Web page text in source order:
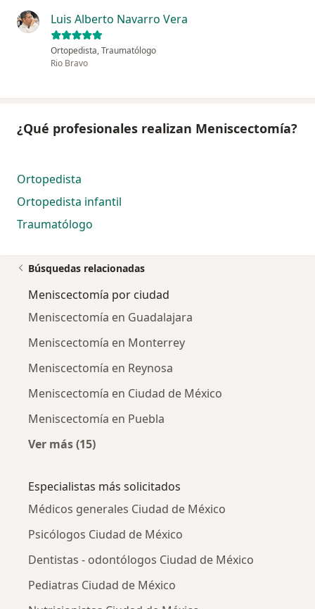
Luis Alberto Navarro Vera
Ortopedista, Traumatólogo
Rio Bravo
¿Qué profesionales realizan Meniscectomía?
Ortopedista
Ortopedista infantil
Traumatólogo
Búsquedas relacionadas
Meniscectomía por ciudad
Meniscectomía en Guadalajara
Meniscectomía en Monterrey
Meniscectomía en Reynosa
Meniscectomía en Ciudad de México
Meniscectomía en Puebla
Ver más (15)
Especialistas más solicitados
Médicos generales Ciudad de México
Psicólogos Ciudad de México
Dentistas - odontólogos Ciudad de México
Pediatras Ciudad de México